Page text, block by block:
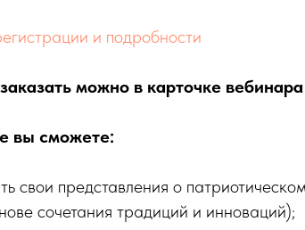
и подробности
можно в карточке вебинара
вы сможете:
свои представления о
сочетания традиций и инноваций);